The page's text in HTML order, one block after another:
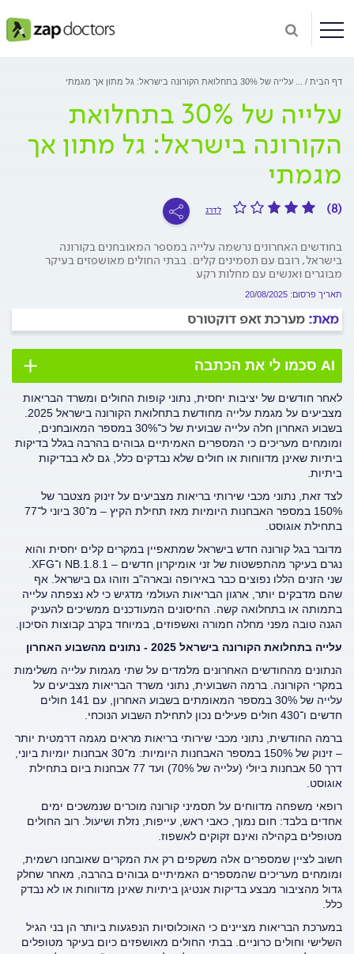
דף הבית עלייה של 30% בתחלואת הקורונה בישראל: גל מתון אך מגמתי
עלייה של 30% בתחלואת
הקורונה בישראל: גל מתון אך
מגמתי
(8) לדרג
בחודשים האחרונים נרשמה עלייה במספר המאובחנים בקורונה
בישראל, רובם עם תסמינים קלים. בבתי החולים מאושפזים בעיקר
מבוגרים ואנשים עם מחלות רקע
תאריך פרסום: 20/08/2025
מאת: מערכת זאפ דוקטורס
AI סכמו לי את הכתבה
לאחר חודשים של יציבות יחסית, נתוני קופות החולים ומשרד הבריאות
בשבוע האחרון חלה עלייה שבועית של כ־30% במספר המאובחנים,
ומומחים מעריכים כי המספרים האמיתיים גבוהים בהרבה בגלל בדיקות
ביתיות שאינן מדווחות או חולים שלא נבדקים כלל, גם לא בבדיקות
ביתיות.
לצד זאת, נתוני מכבי שירותי בריאות מצביעים על זינוק מצטבר של
150% במספר האבחנות היומיות מאז תחילת הקיץ – מ־30 ביוני ל־77
בתחילת אוגוסט.
מדובר בגל קורונה חדש בישראל שמתאפיין במקרים קלים יחסית והוא
שני הזנים הללו נפוצים כבר באירופה ובארה"ב וזוהו גם בישראל. אף
שהם מדבקים יותר, ארגון הבריאות העולמי מדגיש כי לא נצפתה עלייה
בתמותה או בתחלואה קשה. החיסונים המעודכנים ממשיכים להעניק
הגנה טובה מפני מחלה חמורה ואשפוזים, במיוחד בקרב קבוצות הסיכון.
עלייה בתחלואת הקורונה בישראל 2025 - נתונים מהשבוע האחרון
הנתונים מהחודשים האחרונים מלמדים על שתי מגמות עלייה משלימות
במקרי הקורונה. ברמה השבועית, נתוני משרד הבריאות מצביעים על
עלייה של 30% במספר המאומתים בשבוע האחרון, עם 141 חולים
חדשים ו־430 חולים פעילים נכון לתחילת השבוע הנוכחי.
ברמה החודשית, נתוני מכבי שירותי בריאות מראים מגמה דרמטית יותר
– זינוק של 150% במספר האבחנות היומיות: מ־30 אבחנות יומיות ביוני,
דרך 50 אבחנות ביולי (עלייה של 70%) ועד 77 אבחנות ביום בתחילת
אוגוסט.
רופאי משפחה מדווחים על תסמיני קורונה מוכרים שנמשכים ימים
אחדים בלבד: חום נמוך, כאבי ראש, עייפות, נזלת ושיעול. רוב החולים
מטופלים בקהילה ואינם זקוקים לאשפוז.
חשוב לציין שמספרים אלה משקפים רק את המקרים שאובחנו רשמית,
ומומחים מעריכים שהמספרים האמיתיים גבוהים בהרבה, מאחר שחלק
גדול מהציבור מבצע בדיקות אנטיגן ביתיות שאינן מדווחות או לא נבדק
כלל.
במערכת הבריאות מציינים כי האוכלוסיות הנפגעות ביותר הן בני הגיל
השלישי וחולים כרוניים. בבתי החולים מאושפזים כיום בעיקר מטופלים